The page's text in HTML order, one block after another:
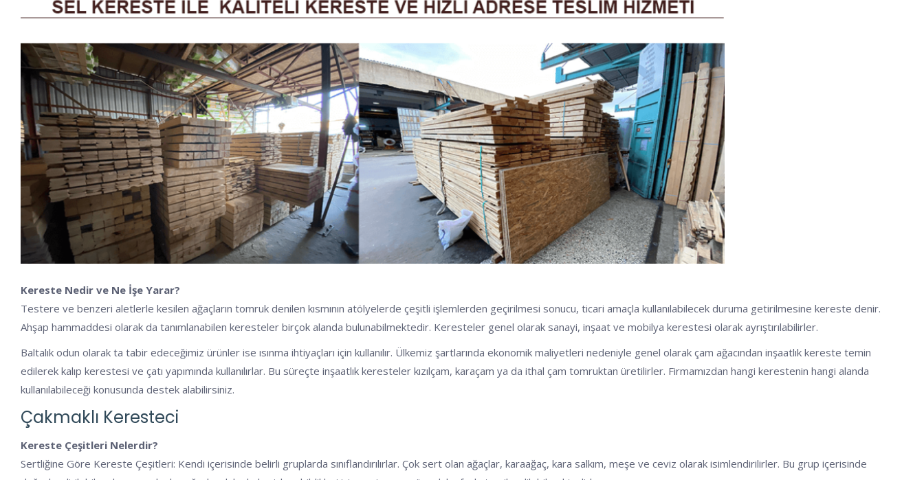
Kereste Nedir ve Ne İşe Yarar?
Testere ve benzeri aletlerle kesilen ağaçların tomruk denilen kısmının atölyelerde çeşitli işlemlerden geçirilmesi sonucu, ticari amaçla kullanılabilecek duruma getirilmesine kereste denir.
Ahşap hammaddesi olarak da tanımlanabilen keresteler birçok alanda bulunabilmektedir. Keresteler genel olarak sanayi, inşaat ve mobilya kerestesi olarak ayrıştırılabilirler.
Baltalık odun olarak ta tabir edeceğimiz ürünler ise ısınma ihtiyaçları için kullanılır. Ülkemiz şartlarında ekonomik maliyetleri nedeniyle genel olarak çam ağacından inşaatlık kereste temin
edilerek kalıp kerestesi ve çatı yapımında kullanılırlar. Bu süreçte inşaatlık keresteler kızılçam, karaçam ya da ithal çam tomruktan üretilirler. Firmamızdan hangi kerestenin hangi alanda
kullanılabileceği konusunda destek alabilirsiniz.
Çakmaklı Keresteci
Kereste Çeşitleri Nelerdir?
Sertliğine Göre Kereste Çeşitleri: Kendi içerisinde belirli gruplarda sınıflandırılırlar. Çok sert olan ağaçlar, karaağaç, kara salkım, meşe ve ceviz olarak isimlendirilirler. Bu grup içerisinde